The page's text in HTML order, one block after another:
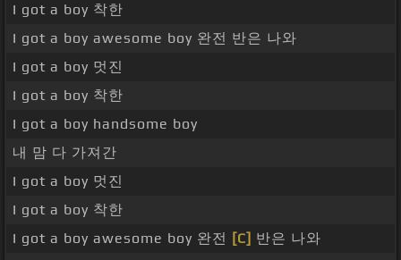
I got a boy 착한
I got a boy awesome boy 완전 반은 나와
I got a boy 멋진
I got a boy 착한
I got a boy handsome boy
내 맘 다 가져간
I got a boy 멋진
I got a boy 착한
I got a boy awesome boy 완전 [C] 반은 나와